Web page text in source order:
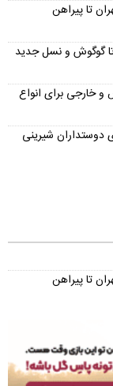
تا پیراهن
تا گوگوش و نسل جدید
بامزه، خاص و خارجی برای انواع
دوستداران شیرینی
تا پیراهن